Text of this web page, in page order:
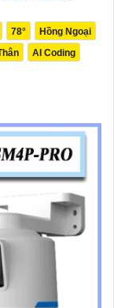
78°
Hồng Ngoại
AI Coding